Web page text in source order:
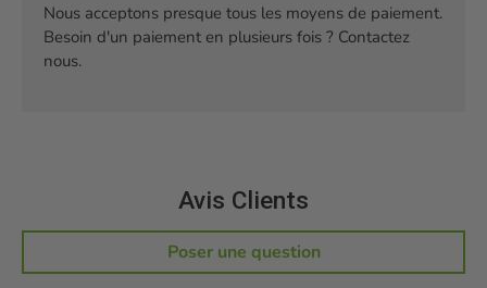
Nous acceptons presque tous les moyens de paiement.
Besoin d'un paiement en plusieurs fois ? Contactez
nous.
Avis Clients
Poser une question